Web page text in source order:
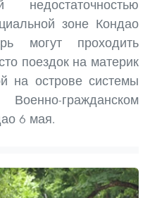
зоне Кондао
могут проходить
поездок на материк
на острове системы
гражданском
6 мая.